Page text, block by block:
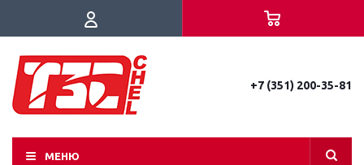
+7 (351) 200-35-81
МЕНЮ